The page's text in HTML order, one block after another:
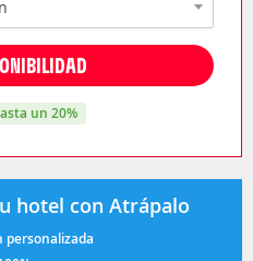
un 20%
hotel con Atrápalo
personalizada